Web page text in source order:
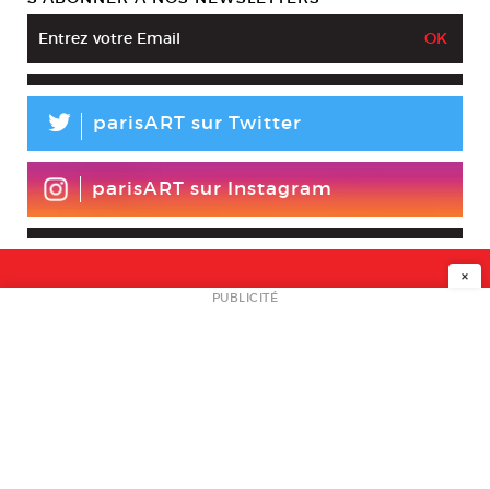
L parisART sur Twitter
parisART sur Instagram
NEWSLETTER
×
PUBLICITÉ